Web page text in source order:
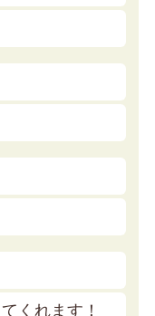
くれます！